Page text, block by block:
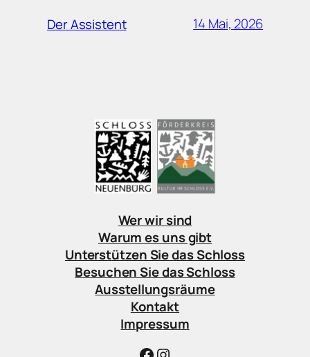
Der Assistent 14 Mai, 2026
Wer wir sind
Warum es uns gibt
Unterstützen Sie das Schloss
Besuchen Sie das Schloss
Ausstellungsräume
Kontakt
Impressum